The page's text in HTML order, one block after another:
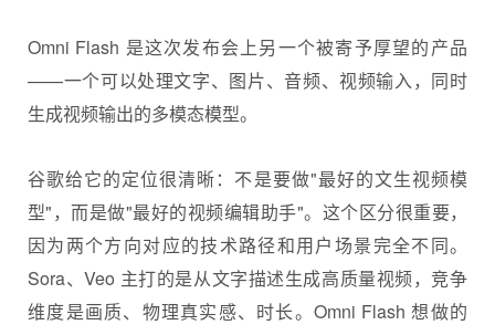
Omni Flash 是这次发布会上另一个被寄予厚望的产品
——一个可以处理文字、图片、音频、视频输入，同时
生成视频输出的多模态模型。
谷歌给它的定位很清晰：不是要做"最好的文生视频模
型"，而是做"最好的视频编辑助手"。这个区分很重要，
因为两个方向对应的技术路径和用户场景完全不同。
Sora、Veo 主打的是从文字描述生成高质量视频，竞争
维度是画质、物理真实感、时长。Omni Flash 想做的